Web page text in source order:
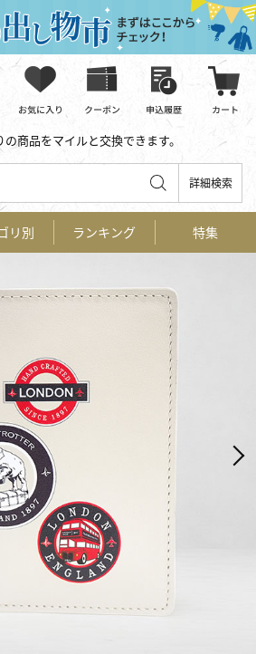
商品をマイルと交換できます。
詳細検索
リ別 ランキング 特集